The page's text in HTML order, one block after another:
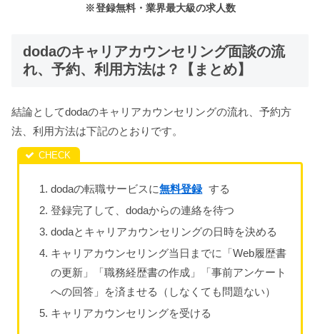
※登録無料・業界最大級の求人数
dodaのキャリアカウンセリング面談の流
れ、予約、利用方法は？【まとめ】
結論としてdodaのキャリアカウンセリングの流れ、予約方
法、利用方法は下記のとおりです。
dodaの転職サービスに無料登録 する
登録完了して、dodaからの連絡を待つ
dodaとキャリアカウンセリングの日時を決める
キャリアカウンセリング当日までに「Web履歴書
の更新」「職務経歴書の作成」「事前アンケート
への回答」を済ませる（しなくても問題ない）
キャリアカウンセリングを受ける